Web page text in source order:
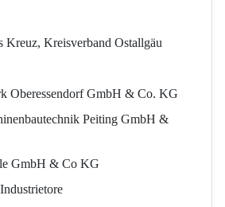
Kreuz, Kreisverband Ostallgäu
Oberessendorf GmbH & Co. KG
Peiting GmbH &
GmbH & Co KG